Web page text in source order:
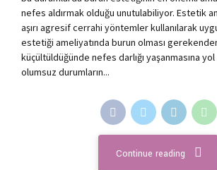
nefes aldırmak olduğu unutulabiliyor. Estetik
aşırı agresif cerrahi yöntemler kullanılarak
estetiği ameliyatında burun olması
küçültüldüğünde nefes darlığı yaşanmasına
olumsuz durumların...
Continue reading